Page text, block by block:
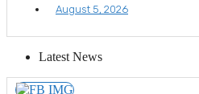
August 5, 2026
Latest News